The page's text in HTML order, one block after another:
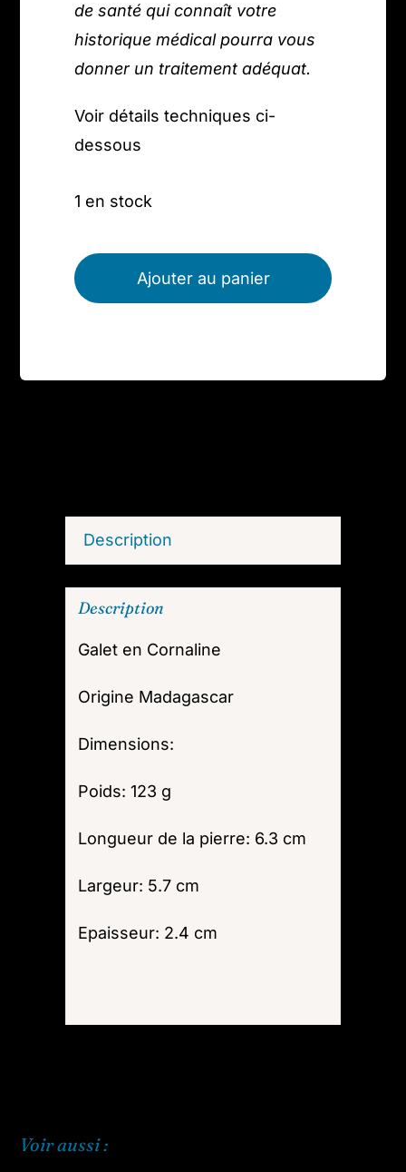
de santé qui connaît votre
historique médical pourra vous
donner un traitement adéquat.
Voir détails techniques ci-
dessous
1 en stock
de
Ajouter au panier
Description
Description
Galet en Cornaline
Origine Madagascar
Dimensions:
Poids: 123 g
Longueur de la pierre: 6.3 cm
Largeur: 5.7 cm
Epaisseur: 2.4 cm
Voir aussi :